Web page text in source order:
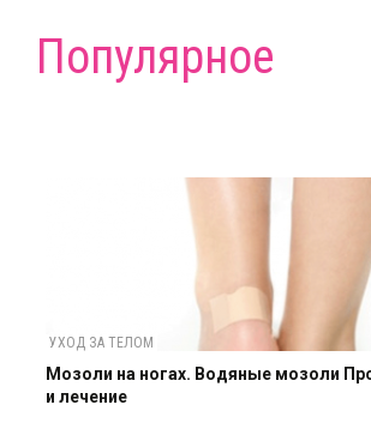
Популярное
УХОД ЗА ТЕЛОМ
Мозоли на ногах. Водяные мозоли
и лечение